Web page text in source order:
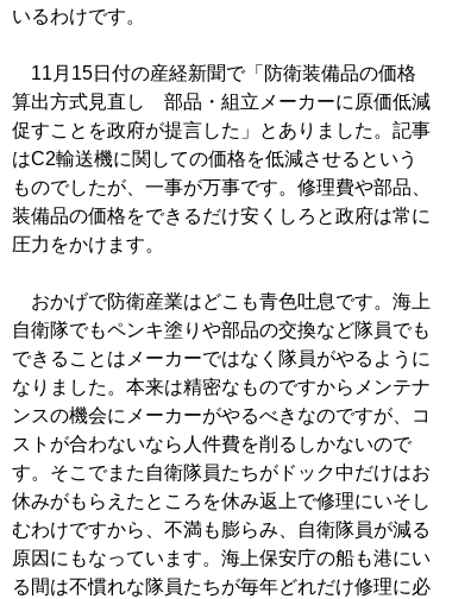
いるわけです。
11月15日付の産経新聞で「防衛装備品の価格
算出方式見直し 部品・組立メーカーに原価低減
促すことを政府が提言した」とありました。記事
はC2輸送機に関しての価格を低減させるという
ものでしたが、一事が万事です。修理費や部品、
装備品の価格をできるだけ安くしろと政府は常に
圧力をかけます。
おかげで防衛産業はどこも青色吐息です。海上
自衛隊でもペンキ塗りや部品の交換など隊員でも
できることはメーカーではなく隊員がやるように
なりました。本来は精密なものですからメンテナ
ンスの機会にメーカーがやるべきなのですが、コ
ストが合わないなら人件費を削るしかないので
す。そこでまた自衛隊員たちがドック中だけはお
休みがもらえたところを休み返上で修理にいそし
むわけですから、不満も膨らみ、自衛隊員が減る
原因にもなっています。海上保安庁の船も港にい
る間は不慣れな隊員たちが毎年どれだけ修理に必